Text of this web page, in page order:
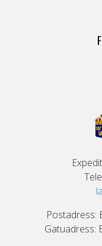
Postadress:
Gatuadress: